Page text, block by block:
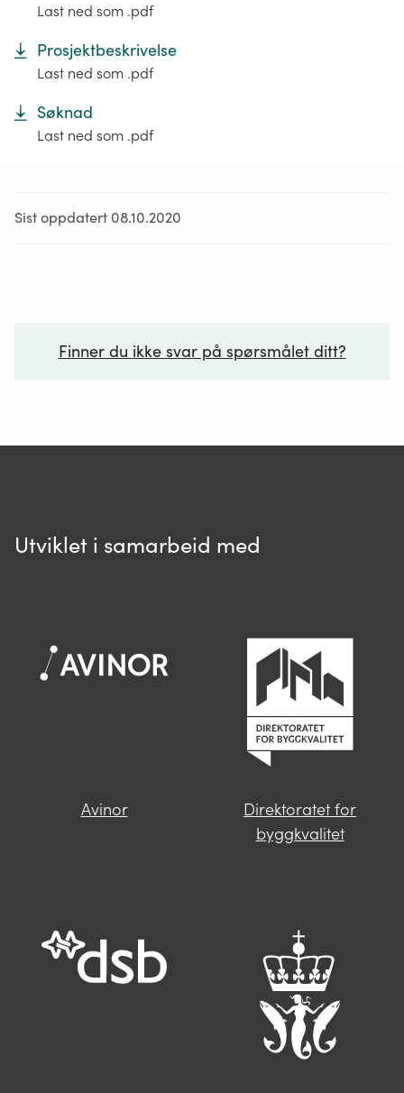
Last ned som .pdf
Prosjektbeskrivelse
Last ned som .pdf
Søknad
Last ned som .pdf
Sist oppdatert 08.10.2020
Finner du ikke svar på spørsmålet ditt?
Når du skriver spørsmålet ditt, gjør vi et
søk og viser deg vår mest relevante
Finner du ikke svar på spørsmålet
saksbehandlere i Miljødirektoratet vil følge
deg opp videre.
Utviklet i samarbeid med
Avinor
Direktoratet for
byggkvalitet